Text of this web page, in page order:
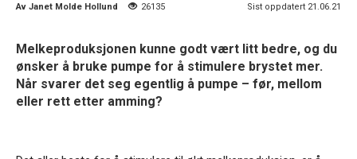
Av Janet Molde Hollund 26135 Sist oppdatert 21.06.21
Melkeproduksjonen kunne godt vært litt bedre, og du
ønsker å bruke pumpe for å stimulere brystet mer.
Når svarer det seg egentlig å pumpe – før, mellom
eller rett etter amming?